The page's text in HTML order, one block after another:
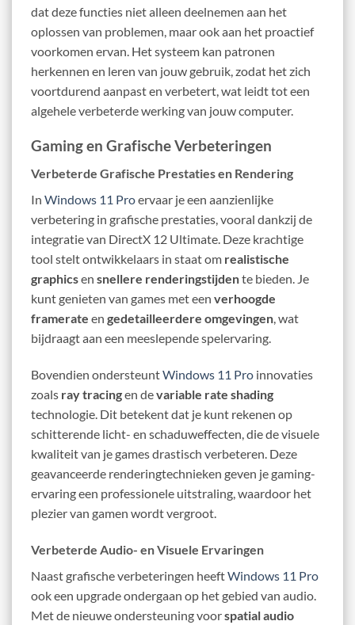
dat deze functies niet alleen deelnemen aan het
oplossen van problemen, maar ook aan het proactief
voorkomen ervan. Het systeem kan patronen
herkennen en leren van jouw gebruik, zodat het zich
voortdurend aanpast en verbetert, wat leidt tot een
algehele verbeterde werking van jouw computer.
Gaming en Grafische Verbeteringen
Verbeterde Grafische Prestaties en Rendering
In Windows 11 Proervaar je een aanzienlijke
verbetering in grafische prestaties, vooral dankzij de
integratie van DirectX 12 Ultimate. Deze krachtige
tool stelt ontwikkelaars in staat om realistische
graphicsen snellere renderingstijdente bieden. Je
kunt genieten van games met een verhoogde
framerate en gedetailleerdere omgevingen, wat
bijdraagt aan een meeslepende spelervaring.
Bovendien ondersteuntWindows 11 Pro innovaties
zoals ray tracingen devariable rate shading
technologie. Dit betekent dat je kunt rekenen op
schitterende licht- en schaduweffecten, die de visuele
kwaliteit van je games drastisch verbeteren. Deze
geavanceerde renderingtechnieken geven je gaming-
ervaring een professionele uitstraling, waardoor het
plezier van gamen wordt vergroot.
Verbeterde Audio- en Visuele Ervaringen
Naast grafische verbeteringen heeftWindows 11 Pro
ook een upgrade ondergaan op het gebied van audio.
Met de nieuwe ondersteuning voorspatial audio